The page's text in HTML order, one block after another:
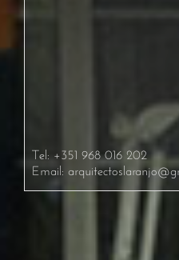
Tel: +351 968 016 202
Email: